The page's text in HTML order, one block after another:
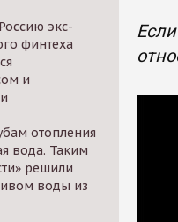
экс-
финтеха
и
отопления
вода. Таким
решили
воды из